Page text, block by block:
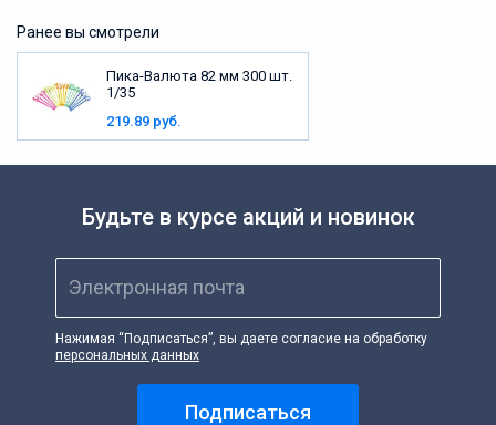
Ранее вы смотрели
Пика-Валюта 82 мм 300 шт.
1/35
219.89 руб.
Будьте в курсе акций и новинок
Электронная почта
Нажимая “Подписаться”, вы даете согласие на обработку
персональных данных
Подписаться